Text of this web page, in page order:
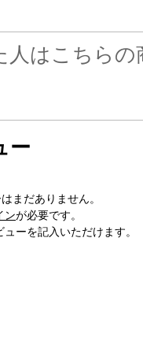
人はこちら
ー
まだありません。
ンが必要です。
ューを記入いただけます。